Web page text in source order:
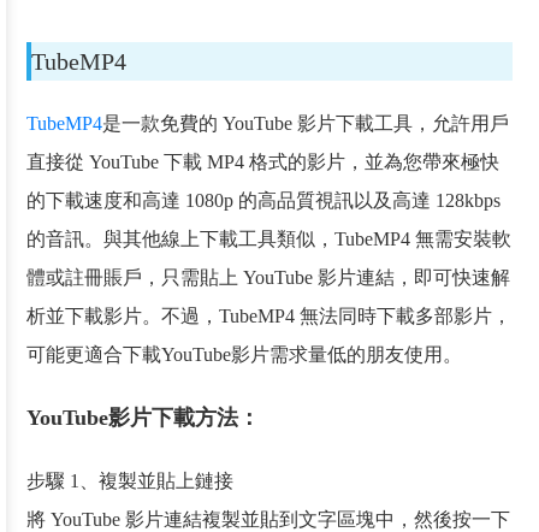
TubeMP4
TubeMP4是一款免費的 YouTube 影片下載工具，允許用戶
直接從 YouTube 下載 MP4 格式的影片，並為您帶來極快
的下載速度和高達 1080p 的高品質視訊以及高達 128kbps
的音訊。與其他線上下載工具類似，TubeMP4 無需安裝軟
體或註冊賬戶，只需貼上 YouTube 影片連結，即可快速解
析並下載影片。不過，TubeMP4 無法同時下載多部影片，
可能更適合下載YouTube影片需求量低的朋友使用。
YouTube影片下載方法：
步驟 1、複製並貼上鏈接
將 YouTube 影片連結複製並貼到文字區塊中，然後按一下